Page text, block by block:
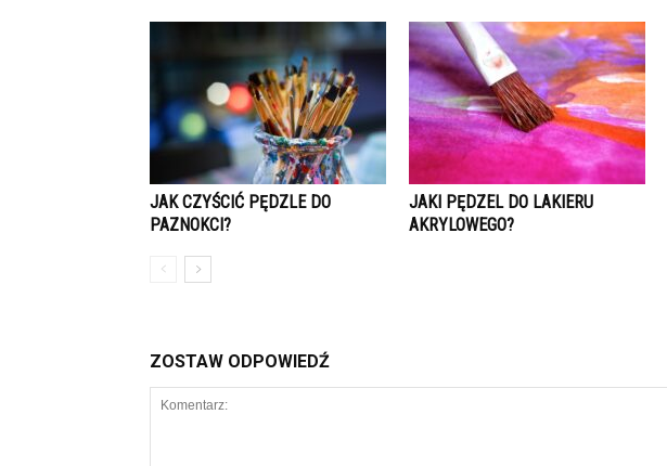
JAK CZYŚCIĆ PĘDZLE DO
PAZNOKCI?
JAKI PĘDZEL DO LAKIERU
AKRYLOWEGO?
ZOSTAW ODPOWIEDŹ